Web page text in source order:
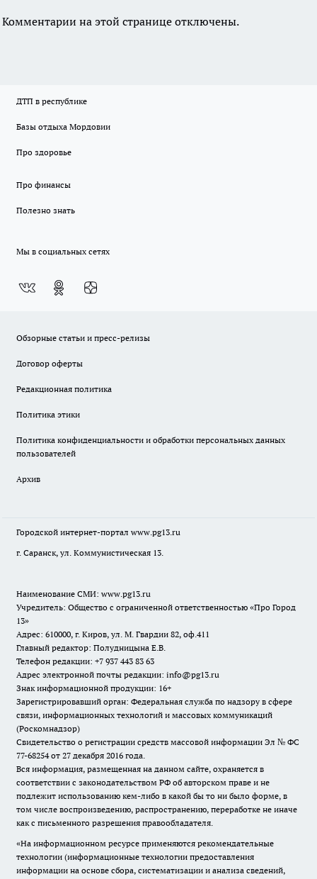
Комментарии на этой странице отключены.
ДТП в республике
Базы отдыха Мордовии
Про здоровье
Про финансы
Полезно знать
Мы в социальных сетях
Обзорные статьи и пресс-релизы
Договор оферты
Редакционная политика
Политика этики
Политика конфиденциальности и обработки персональных данных
пользователей
Архив
Городской интернет-портал www.pg13.ru
г. Саранск, ул. Коммунистическая 13.
Наименование СМИ: www.pg13.ru
Учредитель: Общество с ограниченной ответственностью «Про Город
13»
Адрес: 610000, г. Киров, ул. М. Гвардии 82, оф.411
Главный редактор: Полудницына Е.В.
Телефон редакции: +7 937 443 83 63
Адрес электронной почты редакции: info@pg13.ru
Знак информационной продукции: 16+
Зарегистрировавший орган: Федеральная служба по надзору в сфере
связи, информационных технологий и массовых коммуникаций
(Роскомнадзор)
Свидетельство о регистрации средств массовой информации Эл № ФС
77-68254 от 27 декабря 2016 года.
Вся информация, размещенная на данном сайте, охраняется в
соответствии с законодательством РФ об авторском праве и не
подлежит использованию кем-либо в какой бы то ни было форме, в
том числе воспроизведению, распространению, переработке не иначе
как с письменного разрешения правообладателя.
«На информационном ресурсе применяются рекомендательные
технологии (информационные технологии предоставления
информации на основе сбора, систематизации и анализа сведений,